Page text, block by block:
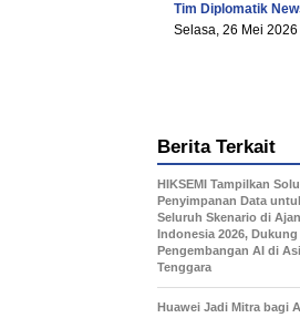
Tim Diplomatik
Selasa, 26 Mei 2026
Berita Terkait
HIKSEMI Tampilkan
Penyimpanan Data
Seluruh Skenario di
Indonesia 2026, Dukung
Pengembangan AI di
Tenggara
Huawei Jadi Mitra bagi